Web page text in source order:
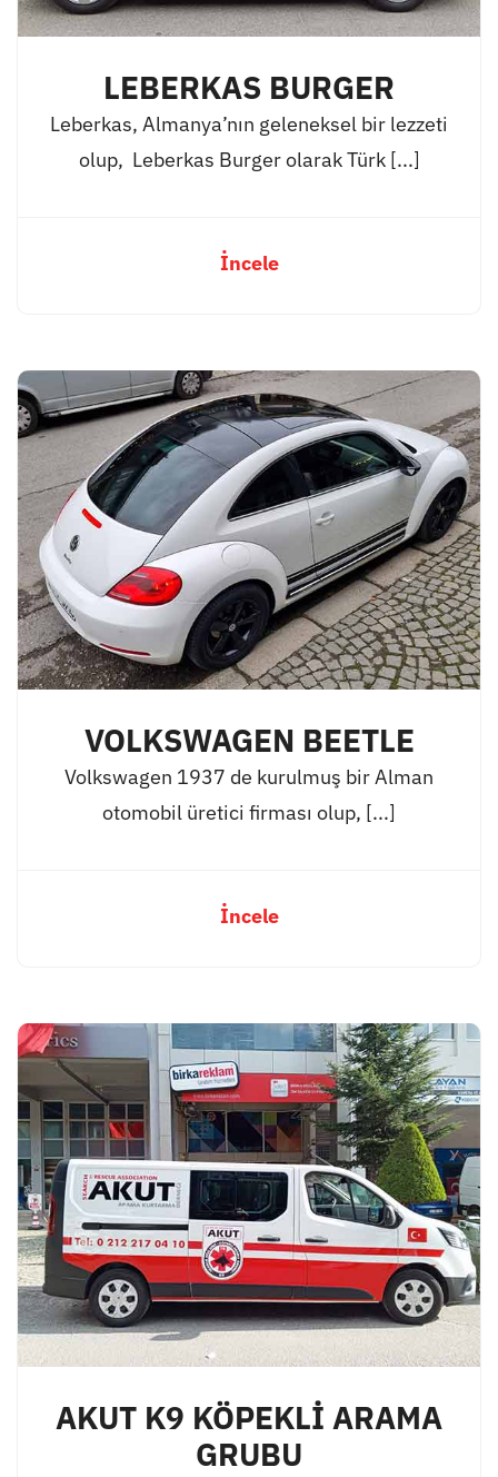
LEBERKAS BURGER
Leberkas, Almanya’nın geleneksel bir lezzeti
olup, Leberkas Burger olarak Türk [...]
İncele
VOLKSWAGEN BEETLE
Volkswagen 1937 de kurulmuş bir Alman
otomobil üretici firması olup, [...]
İncele
AKUT K9 KÖPEKLİ ARAMA
GRUBU